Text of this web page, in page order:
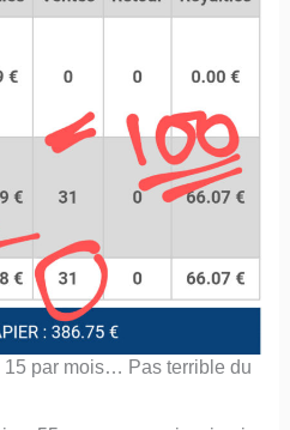
15 par mois… Pas terrible du